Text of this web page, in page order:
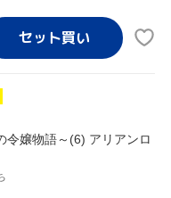
令嬢物語～(6) アリアンロ